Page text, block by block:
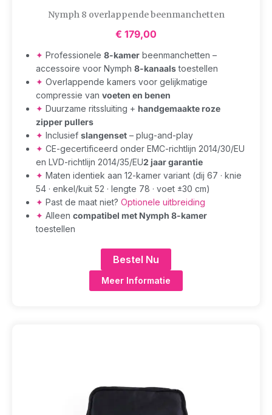
Nymph 8 overlappende beenmanchetten
€ 179,00
✦ Professionele 8-kamer beenmanchetten –
accessoire voor Nymph 8-kanaalstoestellen
✦ Overlappende kamers voor gelijkmatige
compressie van voeten en benen
✦ Duurzame ritssluiting + handgemaakte roze
zipper pullers
✦ Inclusief slangenset – plug-and-play
✦ CE-gecertificeerd onder EMC-richtlijn 2014/30/EU
en LVD-richtlijn 2014/35/EU2 jaar garantie
✦ Maten identiek aan 12-kamer variant (dij 67 · knie
54 · enkel/kuit 52 · lengte 78 · voet ±30 cm)
✦ Past de maat niet? Optionele uitbreiding
✦ Alleen compatibel met Nymph 8-kamer
toestellen
Bestel Nu
Meer Informatie